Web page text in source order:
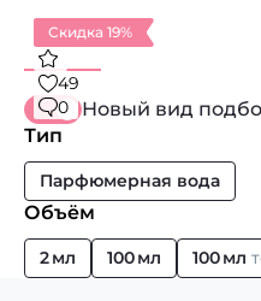
Скидка 19%
49
0
Новый вид
Тип
Парфюмерная вода
Объём
2 мл 100 мл 100 мл